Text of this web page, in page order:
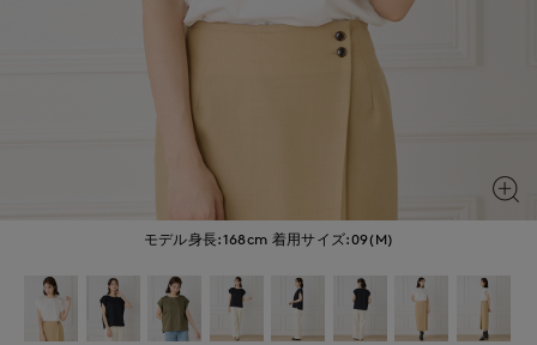
モデル身長:168cm 着用サイズ:09(M)